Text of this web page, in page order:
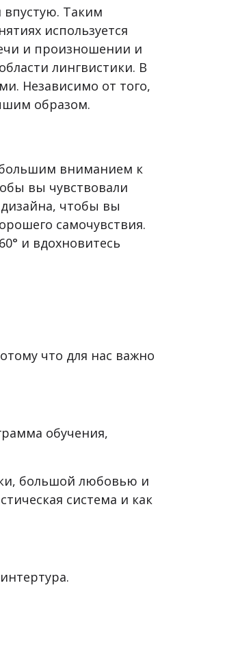
Таким
используется
и произношении и
лингвистики. В
Независимо от того,
образом.
большим вниманием к
вы чувствовали
чтобы вы
самочувствия.
и вдохновитесь
что для нас важно
обучения,
большой любовью и
система и как